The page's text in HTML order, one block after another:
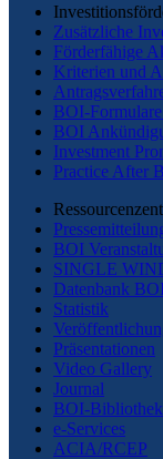
Zusätzliche
Förderfähige
Kriterien und
BOI-
BOI
Investment
Practice After
BOI
SINGLE
Datenbank
Statistik
Präsentationen
Video Gallery
Journal
BOI-Bibliothek
e-Services
ACIA/RCEP